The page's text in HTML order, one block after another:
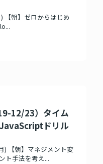
【朝】ゼロからはじめ
12/23）タイム
ドリル
) 【朝】マネジメント変
ト手法を考え...